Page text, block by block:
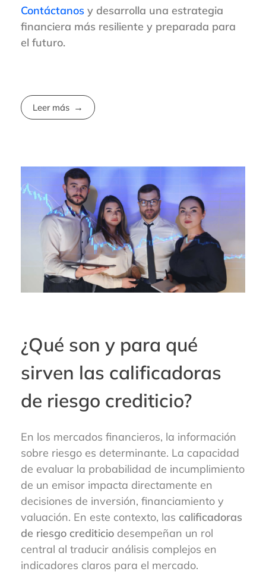
Contáctanos y desarrolla una estrategia
financiera más resiliente y preparada para
el futuro.
Leer más
¿Qué son y para qué
sirven las calificadoras
de riesgo crediticio?
En los mercados financieros, la información
sobre riesgo es determinante. La capacidad
de evaluar la probabilidad de incumplimiento
de un emisor impacta directamente en
decisiones de inversión, financiamiento y
valuación. En este contexto, las calificadoras
de riesgo crediticio desempeñan un rol
central al traducir análisis complejos en
indicadores claros para el mercado.